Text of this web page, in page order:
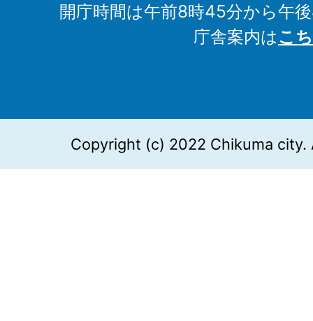
開庁時間は午前8時45分から午
庁舎案内はこ
Copyright (c) 2022 Chikuma city.